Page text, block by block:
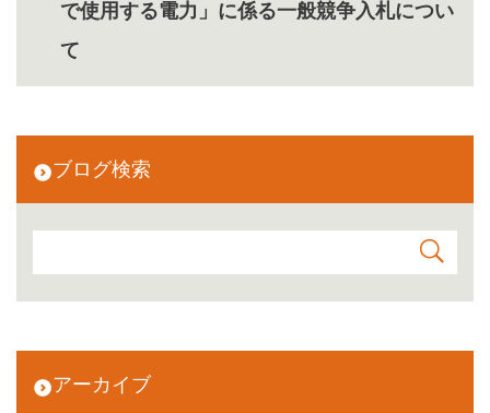
で使用する電力」に係る一般競争入札につい
て
ブログ検索
アーカイブ